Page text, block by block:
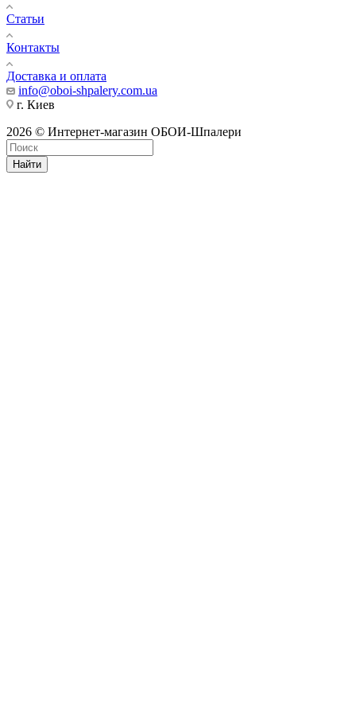
Статьи
Контакты
Доставка и оплата
info@oboi-shpalery.com.ua
г. Киев
2026 © Интернет-магазин ОБОИ-Шпалери
Найти